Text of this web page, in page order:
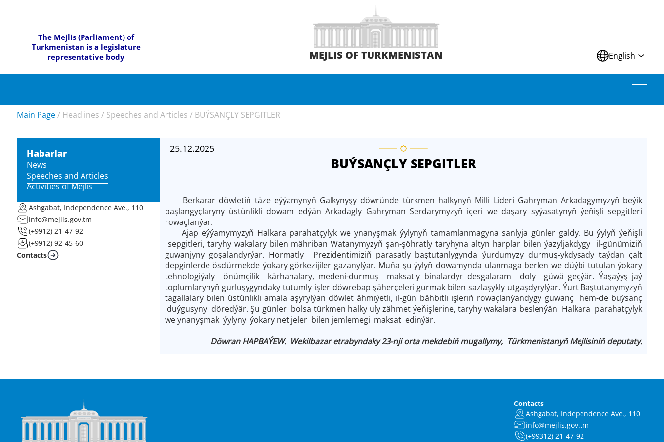
The Mejlis (Parliament) of
Turkmenistan is a legislature
representative body
MEJLIS OF TURKMENISTAN English
Main Page / Headlines / Speeches and Articles / BUÝSANÇLY SEPGITLER
Habarlar
News
Speeches and Articles
Activities of Mejlis
Ashgabat, Independence Ave., 110
info@mejlis.gov.tm
(+9912) 21-47-92
(+9912) 92-45-60
Contacts
25.12.2025
BUÝSANÇLY SEPGITLER
Berkarar döwletiň täze eýýamynyň Galkynyşy döwründe türkmen halkynyň Milli Lideri Gahryman Arkadagymyzyň beýik
başlangyçlaryny üstünlikli dowam edýän Arkadagly Gahryman Serdarymyzyň içeri we daşary syýasatynyň ýeňişli sepgitleri
rowaçlanýar.
Ajap eýýamymyzyň Halkara parahatçylyk we ynanyşmak ýylynyň tamamlanmagyna sanlyja günler galdy. Bu ýylyň ýeňişli
sepgitleri, taryhy wakalary bilen mähriban Watanymyzyň şan-şöhratly taryhyna altyn harplar bilen ýazyljakdygy il-günümiziň
guwanjyny goşalandyrýar. Hormatly Prezidentimiziň parasatly baştutanlygynda ýurdumyzy durmuş-ykdysady taýdan çalt
depginlerde ösdürmekde ýokary görkezijiler gazanylýar. Muňa şu ýylyň dowamynda ulanmaga berlen we düýbi tutulan ýokary
tehnologiýaly önümçilik kärhanalary, medeni-durmuş maksatly binalardyr desgalaram doly güwä geçýär. Ýaşaýyş jaý
toplumlarynyň gurluşygyndaky tutumly işler döwrebap şäherçeleri gurmak bilen sazlaşykly utgaşdyrylýar. Ýurt Baştutanymyzyň
tagallalary bilen üstünlikli amala aşyrylýan döwlet ähmiýetli, il-gün bähbitli işleriň rowaçlanýandygy guwanç hem-de buýsanç
duýgusyny döredýär. Şu günler bolsa türkmen halky uly zähmet ýeňişlerine, taryhy wakalara beslenýän Halkara parahatçylyk
we ynanyşmak ýylyny ýokary netijeler bilen jemlemegi maksat edinýär.
Döwran HAPBAÝEW. Wekilbazar etrabyndaky 23-nji orta mekdebiň mugallymy, Türkmenistanyň Mejlisiniň deputaty.
Contacts
Ashgabat, Independence Ave., 110
info@mejlis.gov.tm
(+99312) 21-47-92